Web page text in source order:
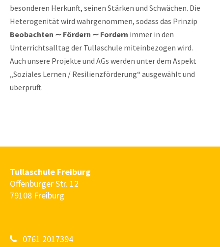
besonderen Herkunft, seinen Stärken und Schwächen. Die
Heterogenität wird wahrgenommen, sodass das Prinzip
Beobachten ∼ Fördern ∼ Fordern immer in den
Unterrichtsalltag der Tullaschule miteinbezogen wird.
Auch unsere Projekte und AGs werden unter dem Aspekt
„Soziales Lernen / Resilienzförderung“ ausgewählt und
überprüft.
Tullaschule Freiburg
Offenburger Str. 12
79108 Freiburg
0761 2017394